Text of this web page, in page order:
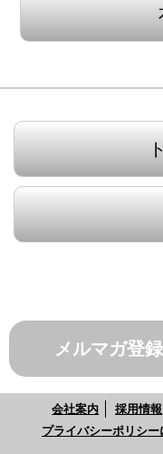
メルマガ登録
会社案内 採用情報
プライバシーポリシー